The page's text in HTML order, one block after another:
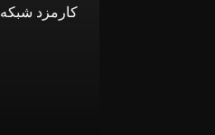
کارمزد شبکه